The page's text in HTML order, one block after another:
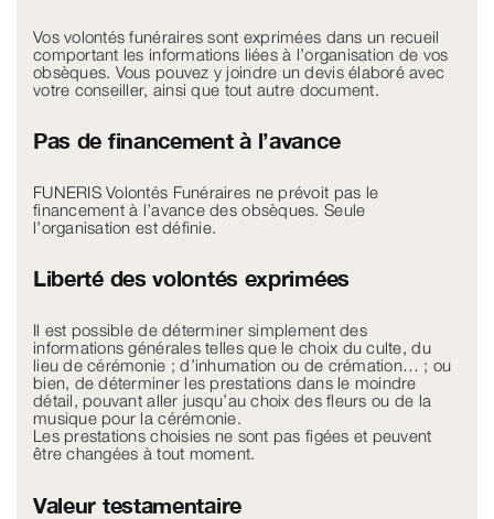
Vos volontés funéraires sont exprimées dans un recueil
comportant les informations liées à l’organisation de vos
obsèques. Vous pouvez y joindre un devis élaboré avec
votre conseiller, ainsi que tout autre document.
Pas de financement à l’avance
FUNERIS Volontés Funéraires ne prévoit pas le
financement à l’avance des obsèques. Seule
l’organisation est définie.
Liberté des volontés exprimées
Il est possible de déterminer simplement des
informations générales telles que le choix du culte, du
lieu de cérémonie ; d’inhumation ou de crémation… ; ou
bien, de déterminer les prestations dans le moindre
détail, pouvant aller jusqu’au choix des fleurs ou de la
musique pour la cérémonie.
Les prestations choisies ne sont pas figées et peuvent
être changées à tout moment.
Valeur testamentaire